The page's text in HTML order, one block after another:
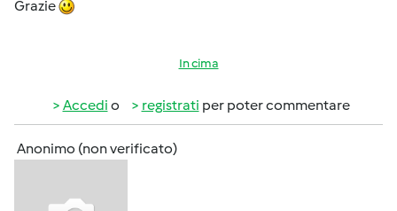
Grazie
In cima
Accedi o registrati per poter commentare
Anonimo (non verificato)